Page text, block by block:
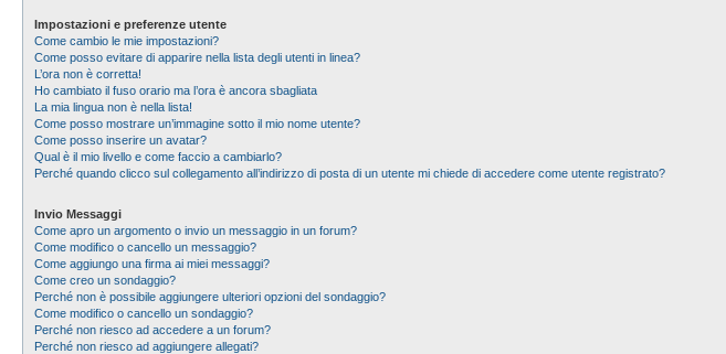
Impostazioni e preferenze utente
Come cambio le mie impostazioni?
Come posso evitare di apparire nella lista degli utenti in linea?
L’ora non è corretta!
Ho cambiato il fuso orario ma l’ora è ancora sbagliata
La mia lingua non è nella lista!
Come posso mostrare un’immagine sotto il mio nome utente?
Come posso inserire un avatar?
Qual è il mio livello e come faccio a cambiarlo?
Perché quando clicco sul collegamento all’indirizzo di posta di un utente mi chiede di accedere come utente registrato?
Invio Messaggi
Come apro un argomento o invio un messaggio in un forum?
Come modifico o cancello un messaggio?
Come aggiungo una firma ai miei messaggi?
Come creo un sondaggio?
Perché non è possibile aggiungere ulteriori opzioni del sondaggio?
Come modifico o cancello un sondaggio?
Perché non riesco ad accedere a un forum?
Perché non riesco ad aggiungere allegati?